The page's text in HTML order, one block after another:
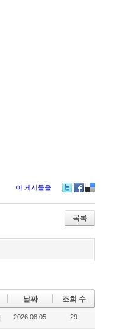
이 게시물을
목록
날짜 조회 수
2026.08.05 29